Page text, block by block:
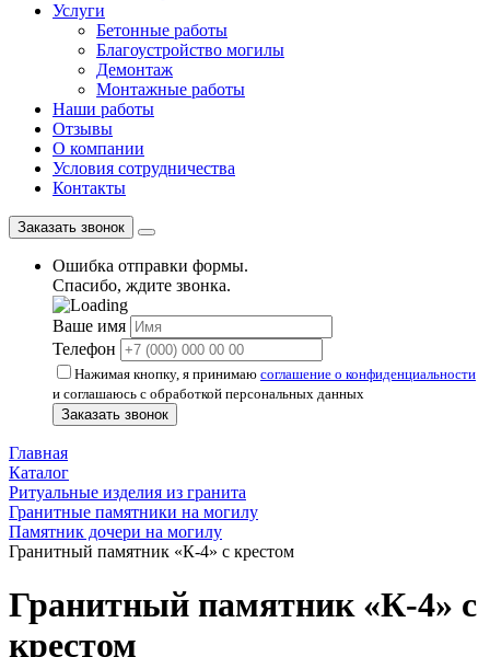
Услуги
Бетонные работы
Благоустройство могилы
Демонтаж
Монтажные работы
Наши работы
Отзывы
О компании
Условия сотрудничества
Контакты
Заказать звонок
Ошибка отправки формы.
Спасибо, ждите звонка.
Ваше имя
Телефон
Нажимая кнопку, я принимаю соглашение о конфиденциальности
и соглашаюсь с обработкой персональных данных
Заказать звонок
Главная
Каталог
Ритуальные изделия из гранита
Гранитные памятники на могилу
Памятник дочери на могилу
Гранитный памятник «К-4» с крестом
Гранитный памятник «К-4» с
крестом